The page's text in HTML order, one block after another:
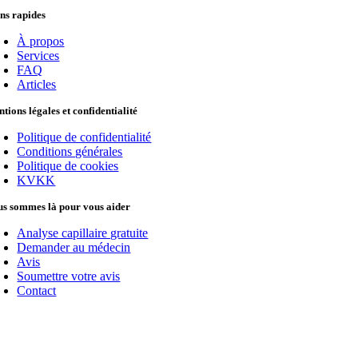
rapides
À propos
Services
FAQ
Articles
légales et confidentialité
Politique de confidentialité
Conditions générales
Politique de cookies
KVKK
sommes là pour vous aider
Analyse capillaire gratuite
Demander au médecin
Avis
Soumettre votre avis
Contact